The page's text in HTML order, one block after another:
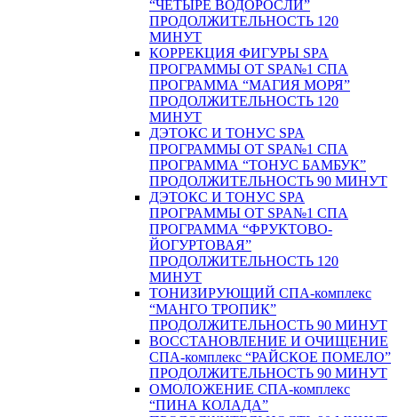
“ЧЕТЫРЕ ВОДОРОСЛИ”
ПРОДОЛЖИТЕЛЬНОСТЬ 120
МИНУТ
КОРРЕКЦИЯ ФИГУРЫ SPA
ПРОГРАММЫ ОТ SPA№1 СПА
ПРОГРАММА “МАГИЯ МОРЯ”
ПРОДОЛЖИТЕЛЬНОСТЬ 120
МИНУТ
ДЭТОКС И ТОНУС SPA
ПРОГРАММЫ ОТ SPA№1 СПА
ПРОГРАММА “ТОНУС БАМБУК”
ПРОДОЛЖИТЕЛЬНОСТЬ 90 МИНУТ
ДЭТОКС И ТОНУС SPA
ПРОГРАММЫ ОТ SPA№1 СПА
ПРОГРАММА “ФРУКТОВО-
ЙОГУРТОВАЯ”
ПРОДОЛЖИТЕЛЬНОСТЬ 120
МИНУТ
ТОНИЗИРУЮЩИЙ СПА-комплекс
“МАНГО ТРОПИК”
ПРОДОЛЖИТЕЛЬНОСТЬ 90 МИНУТ
ВОССТАНОВЛЕНИЕ И ОЧИЩЕНИЕ
СПА-комплекс “РАЙСКОЕ ПОМЕЛО”
ПРОДОЛЖИТЕЛЬНОСТЬ 90 МИНУТ
ОМОЛОЖЕНИЕ СПА-комплекс
“ПИНА КОЛАДА”